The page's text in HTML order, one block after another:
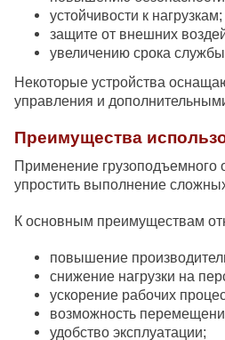
устойчивости к нагрузкам;
защите от внешних
увеличению срока
Некоторые устройства
управления и
Преимущества
Применение грузоподъемного
упростить выполнение
К основным преимуществам
повышение
снижение нагрузки на
ускорение рабочих
возможность
удобство эксплуатации;